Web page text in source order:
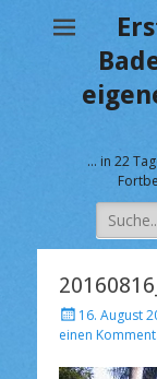
… in 22
Suche
nach:
V
e
ö
16. August
einen